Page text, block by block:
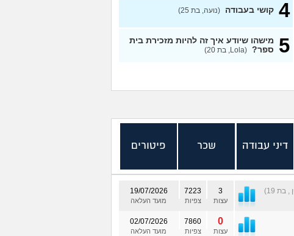
4 קושי בעבודה(נועה, בת 25)
5
מישהו שיודע איך זה להיות מזכירת בית
ספר?(Lola, בת 20)
דיני עבודה שכר פיטורים
, בת 19) 19/07/2026
מועד העלאה
7223
צפיות
3
עצות
02/07/2026
מועד העלאה
7860
צפיות
0
עצות